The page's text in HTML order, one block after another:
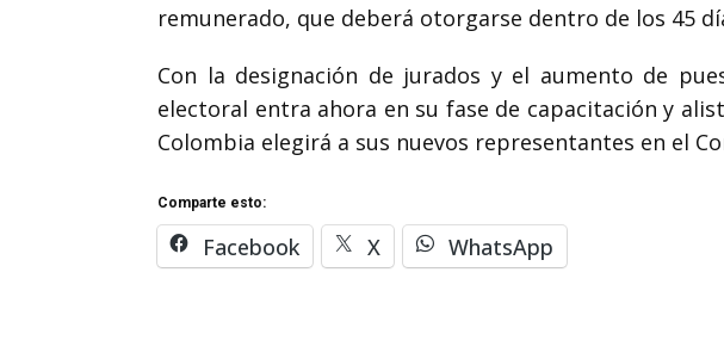
remunerado, que deberá otorgarse dentro de los 45
Con la designación de jurados y el aumento de
electoral entra ahora en su fase de capacitación y
Colombia elegirá a sus nuevos representantes en el
Comparte esto:
Facebook X WhatsApp